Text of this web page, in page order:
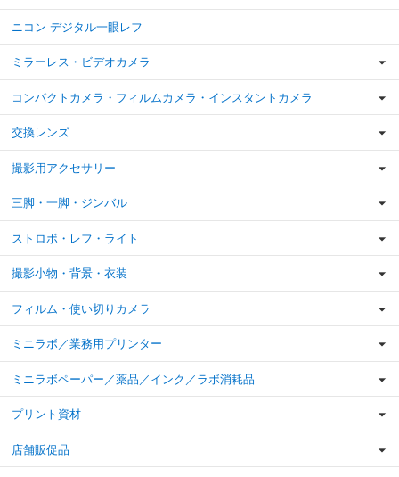
ニコン デジタル一眼レフ
ミラーレス・ビデオカメラ
コンパクトカメラ・フィルムカメラ・インスタントカメラ
交換レンズ
撮影用アクセサリー
三脚・一脚・ジンバル
ストロボ・レフ・ライト
撮影小物・背景・衣装
フィルム・使い切りカメラ
ミニラボ／業務用プリンター
ミニラボペーパー／薬品／インク／ラボ消耗品
プリント資材
店舗販促品